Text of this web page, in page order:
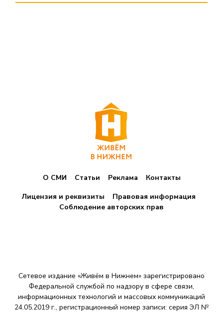
О СМИ Статьи Реклама
Контакты
Лицензия и реквизиты
Правовая информация
Соблюдение авторских прав
Сетевое издание «Живём в Нижнем» зарегистрировано
Федеральной службой по надзору в сфере связи,
информационных технологий и массовых коммуникаций
24.05.2019 г., регистрационный номер записи: серия ЭЛ №